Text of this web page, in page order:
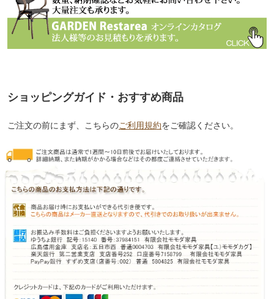
ショッピングガイド・おすすめ商品
ご注文の前にまず、こちらのご利用規約をご確認ください。